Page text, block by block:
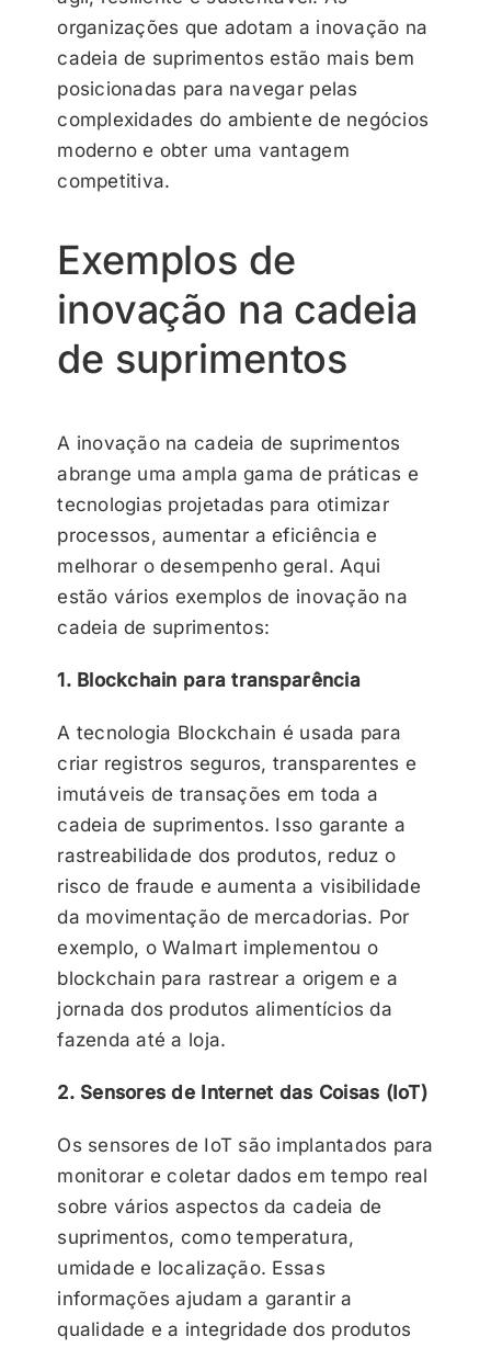
organizações que adotam a inovação na
cadeia de suprimentos estão mais bem
posicionadas para navegar pelas
complexidades do ambiente de negócios
moderno e obter uma vantagem
competitiva.
Exemplos de
inovação na cadeia
de suprimentos
A inovação na cadeia de suprimentos
abrange uma ampla gama de práticas e
tecnologias projetadas para otimizar
processos, aumentar a eficiência e
melhorar o desempenho geral. Aqui
estão vários exemplos de inovação na
cadeia de suprimentos:
1. Blockchain para transparência
A tecnologia Blockchain é usada para
criar registros seguros, transparentes e
imutáveis de transações em toda a
cadeia de suprimentos. Isso garante a
rastreabilidade dos produtos, reduz o
risco de fraude e aumenta a visibilidade
da movimentação de mercadorias. Por
exemplo, o Walmart implementou o
blockchain para rastrear a origem e a
jornada dos produtos alimentícios da
fazenda até a loja.
2. Sensores de Internet das Coisas (IoT)
Os sensores de IoT são implantados para
monitorar e coletar dados em tempo real
sobre vários aspectos da cadeia de
suprimentos, como temperatura,
umidade e localização. Essas
informações ajudam a garantir a
qualidade e a integridade dos produtos